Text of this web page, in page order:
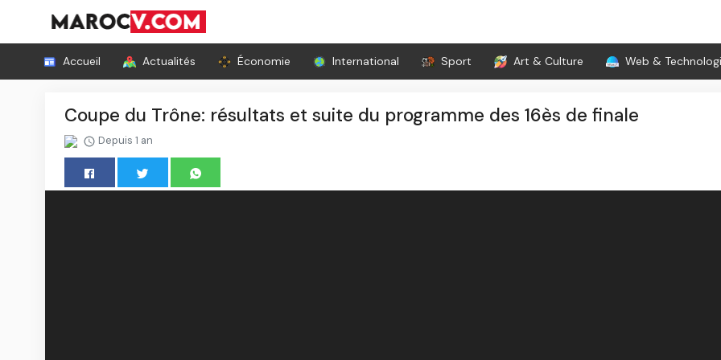
Accueil Actualités Économie International Sport Art & Culture Web &
Coupe du Trône: résultats et suite du programme des 16ès de finale
Depuis 1 an